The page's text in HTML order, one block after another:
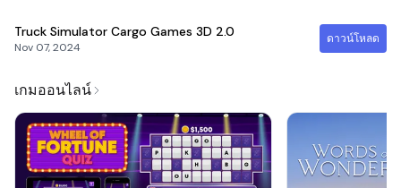
Truck Simulator Cargo Games 3D 2.0
Nov 07, 2024
ดาวน์โหลด
เกมออนไลน์